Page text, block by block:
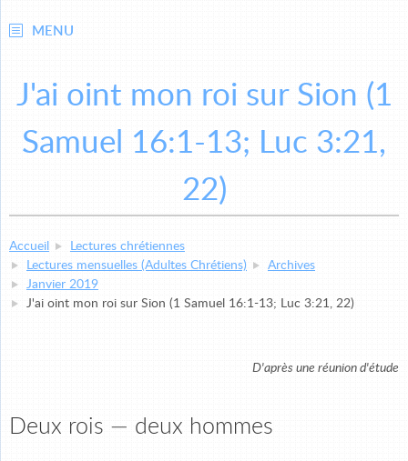
MENU
J'ai oint mon roi sur Sion (1
Samuel 16:1-13; Luc 3:21,
22)
Accueil
Lectures chrétiennes
Lectures mensuelles (Adultes Chrétiens)
Archives
Janvier 2019
J'ai oint mon roi sur Sion (1 Samuel 16:1-13; Luc 3:21, 22)
D'après une réunion d'étude
Deux rois — deux hommes